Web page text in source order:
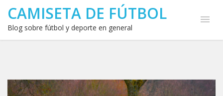
CAMISETA DE FÚTBOL
Blog sobre fútbol y deporte en general